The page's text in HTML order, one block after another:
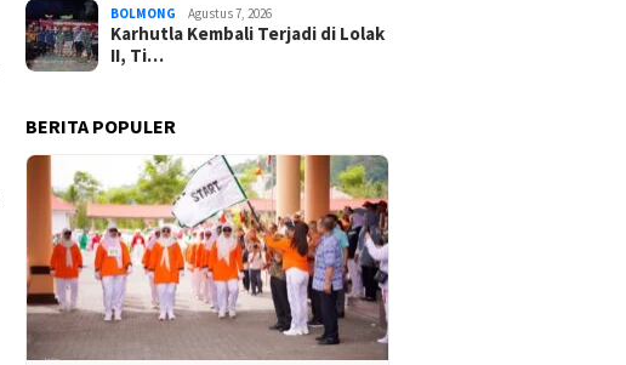
BOLMONG Agustus 7, 2026
Karhutla Kembali Terjadi di Lolak
II, Ti…
BERITA POPULER